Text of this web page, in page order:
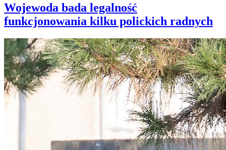
Wojewoda bada legalność
funkcjonowania kilku polickich radnych